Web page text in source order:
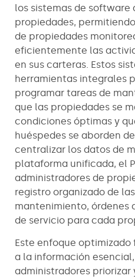
los sistemas de software
propiedades,
de propiedades
eficientemente las
en sus carteras. Estos
herramientas integrales
programar tareas de
que las propiedades se
condiciones óptimas y
huéspedes se aborden
centralizar los datos de
plataforma unificada, el
administradores de
registro organizado de
mantenimiento, órdenes
de servicio para cada
Este enfoque
a la información
administradores priorizar